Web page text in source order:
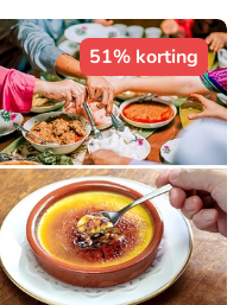
51% korting